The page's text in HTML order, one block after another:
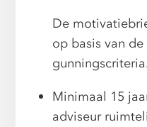
De
op basis van
Minimaal 15
adviseur